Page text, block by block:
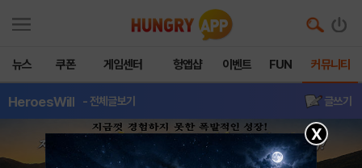
뉴스 쿠폰 게임센터 헝앱샵 이벤트 FUN 커뮤니티
HeroesWill - 전체글보기 글쓰기
X